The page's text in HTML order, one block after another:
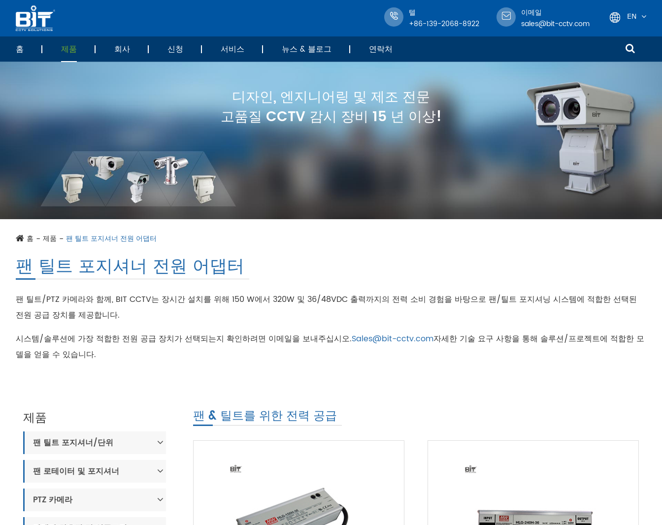
텔
+86-139-2068-8922
이메일
sales@bit-cctv.com
EN
한국어
français
Deutsch
Español
tiếng việt
홈 제품 회사 신청 서비스 뉴스 & 블로그 연락처
디자인, 엔지니어링 및 제조 전문
고품질 CCTV 감시 장비 15 년 이상!
홈 제품 팬 틸트 포지셔너 전원 어댑터
팬 틸트 포지셔너 전원 어댑터
팬 틸트/PTZ 카메라와 함께, BIT CCTV는 장시간 설치를 위해 150 W에서 320W 및 36/48VDC 출력까지의 전력 소비 경험을 바탕으로 팬/틸트 포지셔닝 시스템에 적합한 선택된
전원 공급 장치를 제공합니다.
시스템/솔루션에 가장 적합한 전원 공급 장치가 선택되는지 확인하려면 이메일을 보내주십시오.Sales@bit-cctv.com자세한 기술 요구 사항을 통해 솔루션/프로젝트에 적합한 모
델을 얻을 수 있습니다.
제품
팬 틸트 포지셔너/단위
팬 로테이터 및 포지셔너
PTZ 카메라
팬 & 틸트를 위한 전력 공급